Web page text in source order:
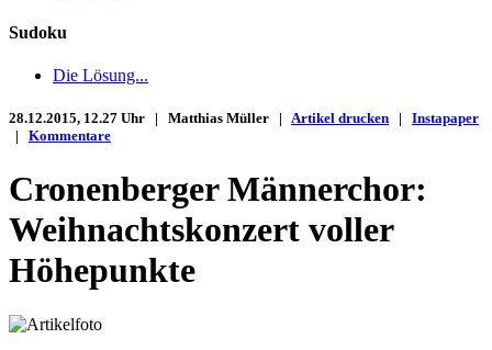
Sudoku
Die Lösung...
28.12.2015, 12.27 Uhr | Matthias Müller | Artikel drucken | Instapaper
| Kommentare
Cronenberger Männerchor:
Weihnachtskonzert voller
Höhepunkte